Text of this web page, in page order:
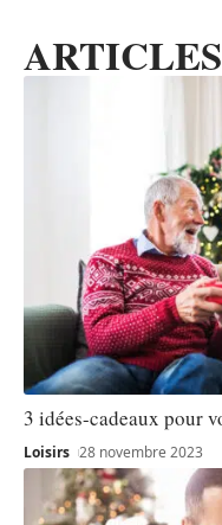
3 idées-cadeaux pour
Loisirs 28 novembre 2023